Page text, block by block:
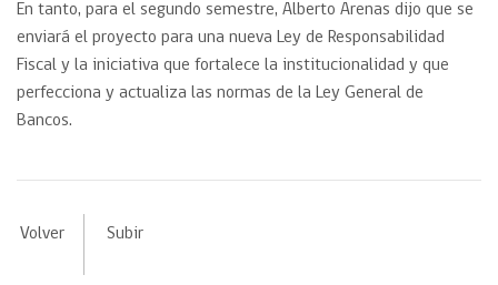
En tanto, para el segundo semestre, Alberto Arenas dijo que se
enviará el proyecto para una nueva Ley de Responsabilidad
Fiscal y la iniciativa que fortalece la institucionalidad y que
perfecciona y actualiza las normas de la Ley General de
Bancos.
Volver Subir